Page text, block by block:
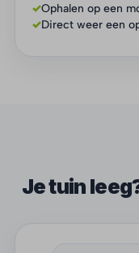
✓Ophalen op een
✓Direct weer een
Je tuin